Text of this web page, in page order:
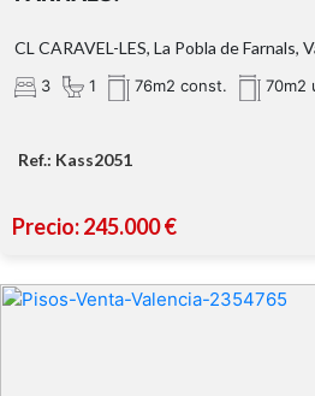
CL CARAVEL-LES, La Pobla de Farnals,
3 1 76m2 const. 70m2
Ref.: Kass2051
Precio: 245.000 €